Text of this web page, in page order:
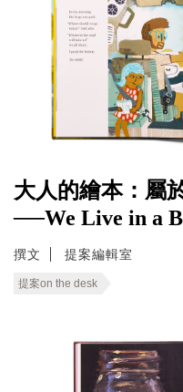
大人的繪本：屬
──We Live in a
撰文 提案編輯室
提案on the desk